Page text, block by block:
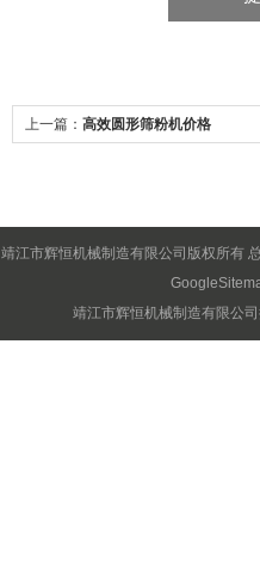
上一篇： 高效圆形筛粉机价格
靖江市辉恒机械制造有限公司版权所有
靖江市辉恒机械制造有限公